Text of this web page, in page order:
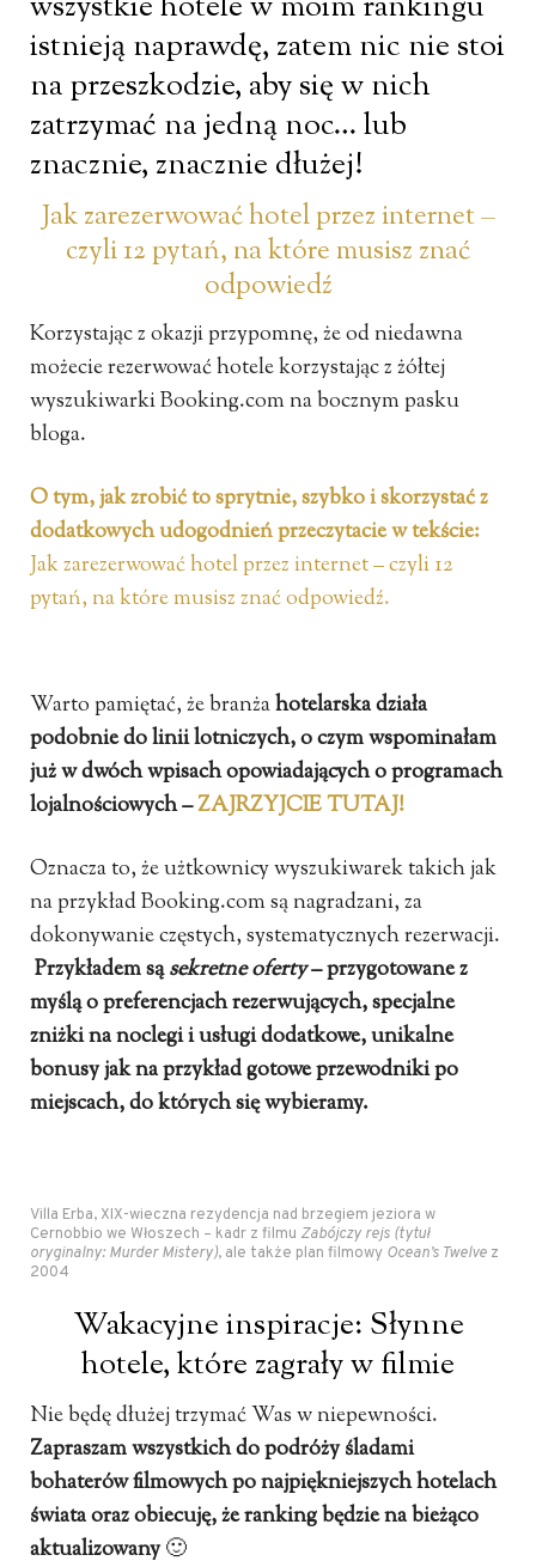
istnieją naprawdę, zatem nic nie stoi
na przeszkodzie, aby się w nich
zatrzymać na jedną noc… lub
znacznie, znacznie dłużej!
Jak zarezerwować hotel przez internet –
czyli 12 pytań, na które musisz znać
odpowiedź
Korzystając z okazji przypomnę, że od niedawna
możecie rezerwować hotele korzystając z żółtej
wyszukiwarki Booking.com na bocznym pasku
bloga.
O tym, jak zrobić to sprytnie, szybko i skorzystać z
dodatkowych udogodnień przeczytacie w tekście:
Jak zarezerwować hotel przez internet – czyli 12
pytań, na które musisz znać odpowiedź.
Warto pamiętać, że branżahotelarska działa
podobnie do linii lotniczych, o czym wspominałam
już w dwóch wpisach opowiadających o programach
lojalnościowych –ZAJRZYJCIE TUTAJ!
Oznacza to, że użtkownicy wyszukiwarek takich jak
na przykład Booking.com są nagradzani, za
dokonywanie częstych, systematycznych rezerwacji.
Przykładem sąsekretne oferty– przygotowane z
myślą o preferencjach rezerwujących, specjalne
zniżki na noclegi i usługi dodatkowe, unikalne
bonusy jak na przykład gotowe przewodniki po
miejscach, do których się wybieramy.
Villa Erba, XIX-wieczna rezydencja nad brzegiem jeziora w
Cernobbio we Włoszech – kadr z filmu Zabójczy rejs (tytuł
oryginalny: Murder Mistery), ale także plan filmowy Ocean’s Twelve z
2004
Wakacyjne inspiracje: Słynne
hotele, które zagrały w filmie
Nie będę dłużej trzymać Was w niepewności.
Zapraszam wszystkich do podróży śladami
bohaterów filmowych po najpiękniejszych hotelach
świata oraz obiecuję, że ranking będzie na bieżąco
aktualizowany🙂